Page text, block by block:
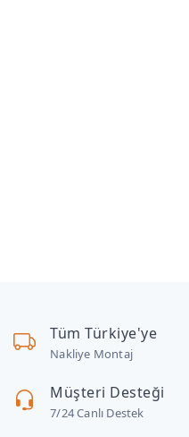
Tüm Türkiye'ye
Nakliye Montaj
Müşteri Desteği
7/24 Canlı Destek